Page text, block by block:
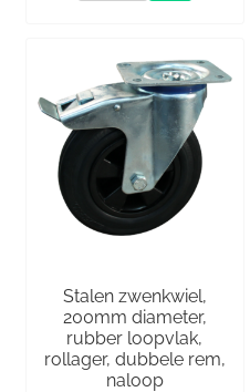
Stalen zwenkwiel,
200mm diameter,
rubber loopvlak,
rollager, dubbele rem,
naloop